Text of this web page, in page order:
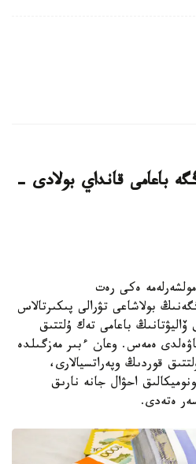
باعامى قانداي بولادى -
ەكى رەت
بولاشاعى تۋرالى پىكىرتالاس
ۆاليۋتانىڭ باعامى تەك ۇلتتىق
ەمەس. وعان ءبىر مەزگىلدە
قوردىڭ وپەراتسيالارى،
احۋال جانە نارىق
ەتەدى.